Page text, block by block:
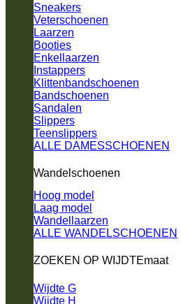
Sneakers
Veterschoenen
Laarzen
Booties
Enkellaarzen
Instappers
Klittenbandschoenen
Bandschoenen
Sandalen
Slippers
Teenslippers
ALLE DAMESSCHOENEN
Wandelschoenen
Hoog model
Laag model
Wandellaarzen
ALLE WANDELSCHOENEN
ZOEKEN OP WIJDTEmaat
Wijdte G
Wijdte H